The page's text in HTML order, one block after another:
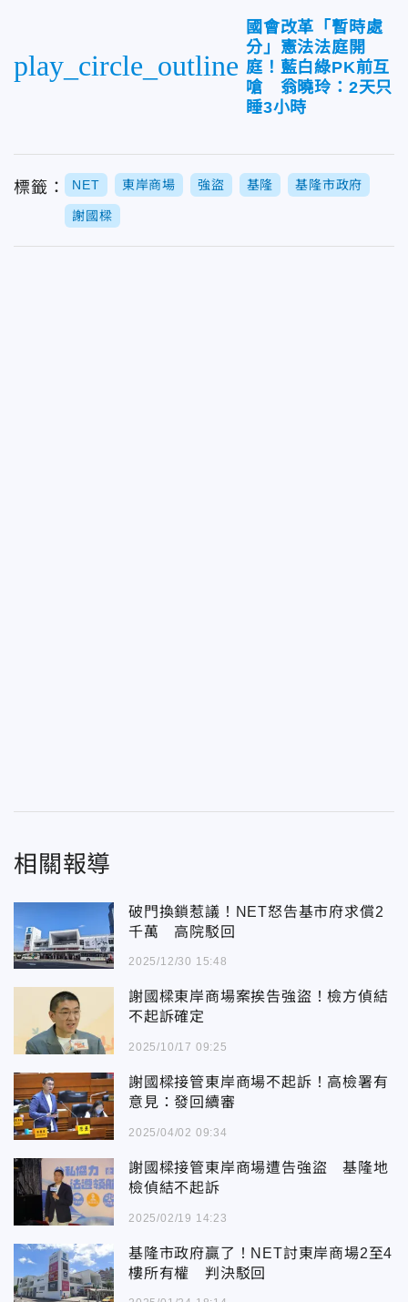
play_circle_outline
國會改革「暫時處
分」憲法法庭開
庭！藍白綠PK前互
嗆 翁曉玲：2天只
睡3小時
標籤： NET 東岸商場 強盜 基隆 基隆市政府
謝國樑
相關報導
破門換鎖惹議！NET怒告基市府求償2
千萬 高院駁回
2025/12/30 15:48
謝國樑東岸商場案挨告強盜！檢方偵結
不起訴確定
2025/10/17 09:25
謝國樑接管東岸商場不起訴！高檢署有
意見：發回續審
2025/04/02 09:34
謝國樑接管東岸商場遭告強盜 基隆地
檢偵結不起訴
2025/02/19 14:23
基隆市政府贏了！NET討東岸商場2至4
樓所有權 判決駁回